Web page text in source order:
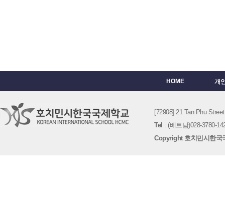
HOME 개
[72908] 21 Tan Phu
Tel : (베트남)028-3780-
Copyright 호치민시한국